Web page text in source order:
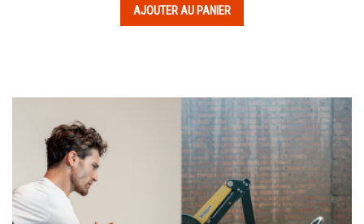
AJOUTER AU PANIER